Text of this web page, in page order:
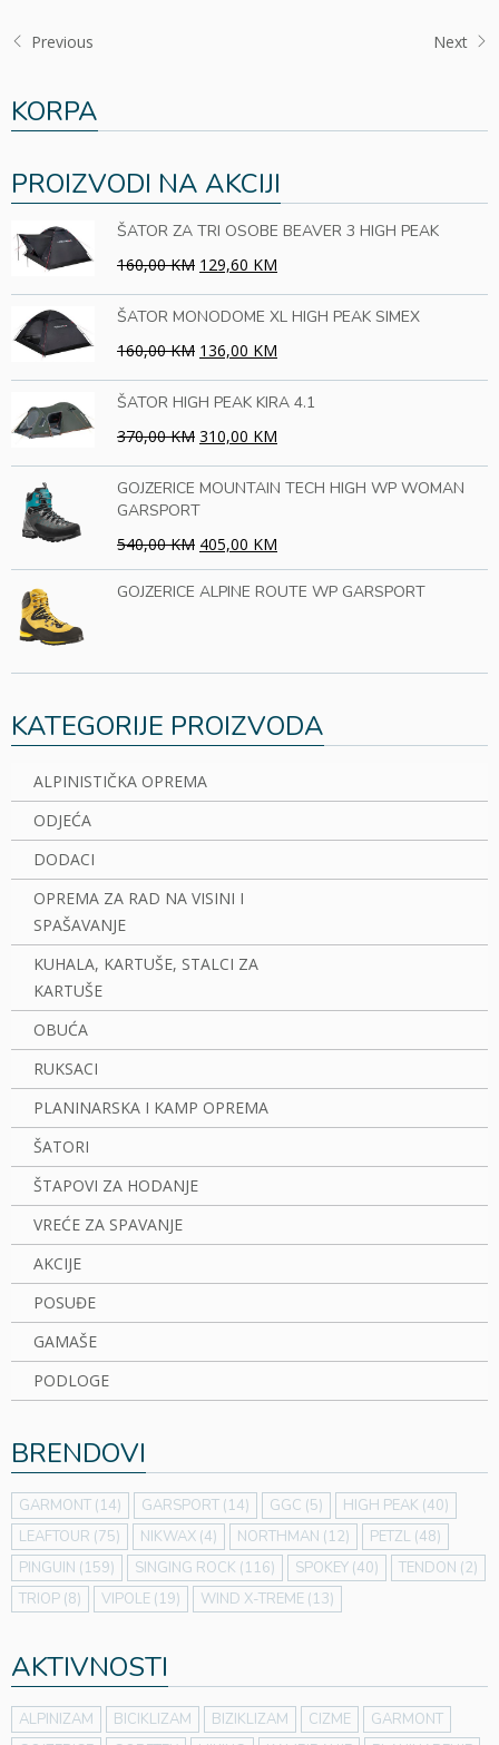
Previous Next
KORPA
PROIZVODI NA AKCIJI
ŠATOR ZA TRI OSOBE BEAVER 3 HIGH PEAK
160,00 KM 129,60 KM
ŠATOR MONODOME XL HIGH PEAK SIMEX
160,00 KM 136,00 KM
ŠATOR HIGH PEAK KIRA 4.1
370,00 KM 310,00 KM
GOJZERICE MOUNTAIN TECH HIGH WP WOMAN
GARSPORT
540,00 KM 405,00 KM
GOJZERICE ALPINE ROUTE WP GARSPORT
KATEGORIJE PROIZVODA
ALPINISTIČKA OPREMA
ODJEĆA
DODACI
OPREMA ZA RAD NA VISINI I
SPAŠAVANJE
KUHALA, KARTUŠE, STALCI ZA
KARTUŠE
OBUĆA
RUKSACI
PLANINARSKA I KAMP OPREMA
ŠATORI
ŠTAPOVI ZA HODANJE
VREĆE ZA SPAVANJE
AKCIJE
POSUĐE
GAMAŠE
PODLOGE
BRENDOVI
GARMONT (14) GARSPORT (14) GGC (5) HIGH PEAK (40)
LEAFTOUR (75) NIKWAX (4) NORTHMAN (12) PETZL (48)
PINGUIN (159) SINGING ROCK (116) SPOKEY (40) TENDON (2)
TRIOP (8) VIPOLE (19) WIND X-TREME (13)
AKTIVNOSTI
ALPINIZAM BICIKLIZAM BIZIKLIZAM CIZME
GARMONT